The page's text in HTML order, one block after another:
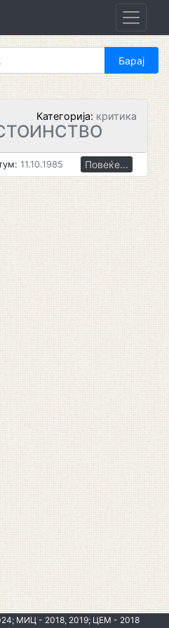
Категорија: критика
11.10.1985 Повеќе...
МИЦ - 2018, 2019; ЦЕМ - 2018